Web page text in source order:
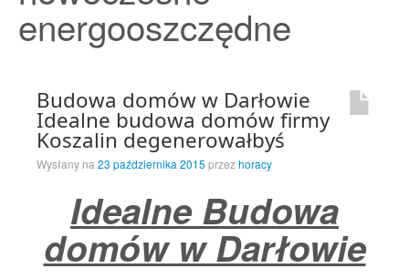
energooszczędne
Budowa domów w Darłowie
Idealne budowa domów firmy
Koszalin degenerowałbyś
Wysłany na 23 października 2015 przezhoracy
Idealne Budowa
domów w Darłowie